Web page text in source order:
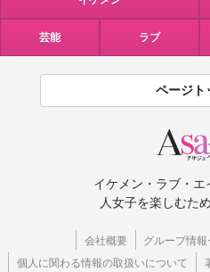
芸能 ラブ
ページト
イケメン・ラブ・
人女子を楽しむた
会社概要
グループ情
個人に関わる情報の取扱いについて